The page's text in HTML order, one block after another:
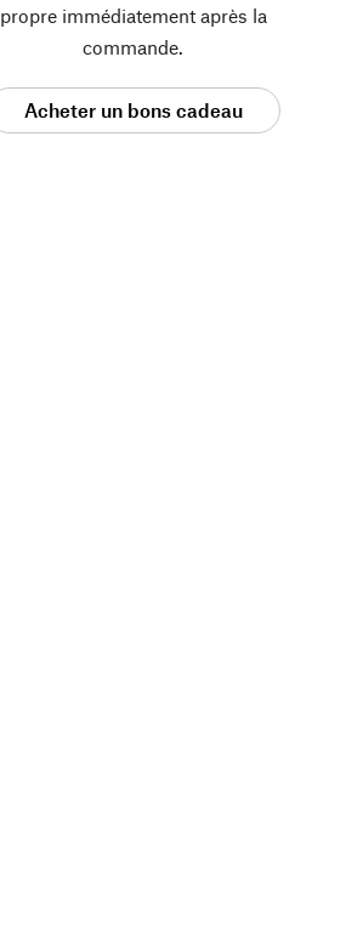
propre immédiatement après la
commande.
Acheter un bons cadeau